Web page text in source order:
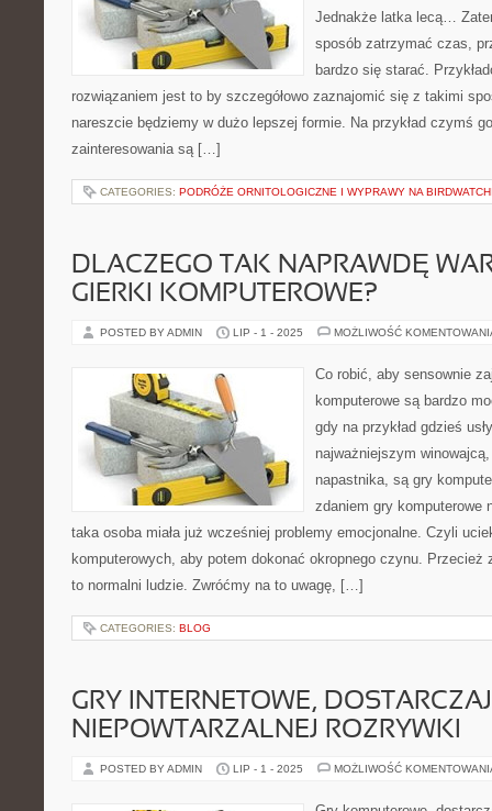
Jednakże latka lecą…
sposób zatrzymać czas,
bardzo się starać.
rozwiązaniem jest to by szczegółowo zaznajomić się z takimi
nareszcie będziemy w dużo lepszej formie. Na przykład czymś
zainteresowania są […]
CATEGORIES: PODRÓŻE ORNITOLOGICZNE I WYPRAWY NA
DLACZEGO TAK NAPRAWDĘ
GIERKI KOMPUTEROWE?
POSTED BY ADMIN LIP - 1 - 2025 MOŻLIWOŚĆ
Co robić, aby sensownie
komputerowe są bardzo
gdy na przykład gdzieś
najważniejszym
napastnika, są gry
zdaniem gry komputerowe
taka osoba miała już wcześniej problemy emocjonalne. Czyli
komputerowych, aby potem dokonać okropnego czynu.
to normalni ludzie. Zwróćmy na to uwagę, […]
CATEGORIES: BLOG
GRY INTERNETOWE,
NIEPOWTARZALNEJ ROZRYWKI
POSTED BY ADMIN LIP - 1 - 2025 MOŻLIWOŚĆ